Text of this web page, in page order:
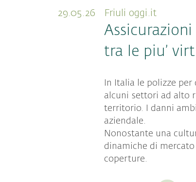
29.05.26 Friuli oggi.it
tra le piu’
In Italia le polizze
alcuni settori ad alto
territorio. I danni
aziendale.
Nonostante una
dinamiche di
coperture.